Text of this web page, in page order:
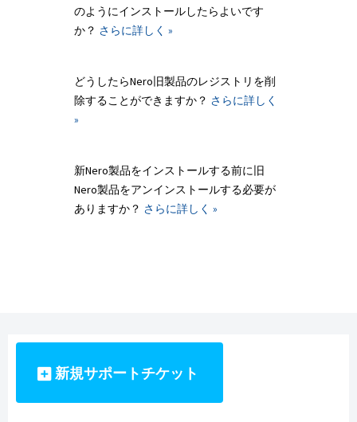
のようにインストールしたらよいです
か？ さらに詳しく »
どうしたらNero旧製品のレジストリを削
除することができますか？ さらに詳しく
»
新Nero製品をインストールする前に旧
Nero製品をアンインストールする必要が
ありますか？ さらに詳しく »
新規サポートチケット